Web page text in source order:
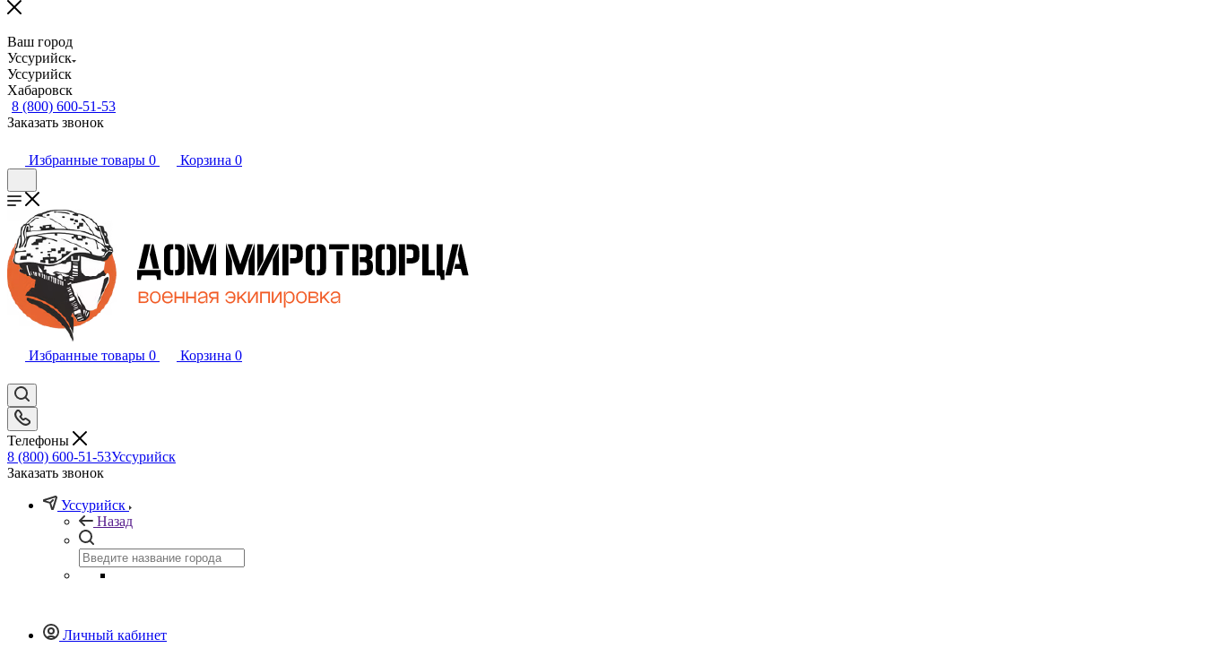
Ваш город
Уссурийск
Уссурийск
Хабаровск
8 (800) 600-51-53
Заказать звонок
Избранные товары 0 Корзина 0
Избранные товары 0 Корзина 0
Телефоны
8 (800) 600-51-53Уссурийск
Заказать звонок
Уссурийск
Назад
Личный кабинет